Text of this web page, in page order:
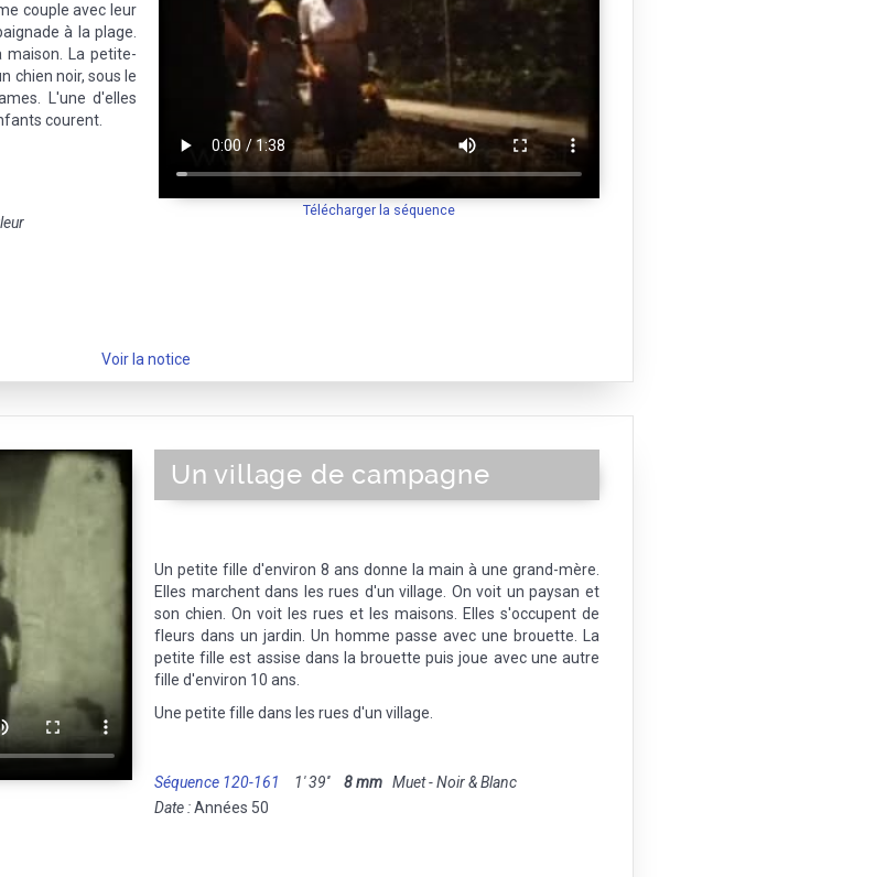
Télécharger la séquence
couple avec leur
à la plage.
maison. La petite-
chien noir, sous le
L'une d'elles
courent.
Voir la notice
Un village de campagne
Un petite fille d'environ 8 ans donne la main à une grand-mère.
Elles marchent dans les rues d'un village. On voit un paysan et
son chien. On voit les rues et les maisons. Elles s'occupent de
fleurs dans un jardin. Un homme passe avec une brouette. La
petite fille est assise dans la brouette puis joue avec une autre
fille d'environ 10 ans.
Une petite fille dans les rues d'un village.
Séquence 120-161 1' 39'' 8 mm Muet - Noir & Blanc
Date :Années 50